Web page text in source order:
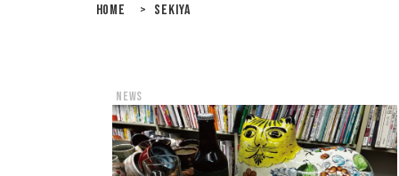
HOME > SEKIYA
news